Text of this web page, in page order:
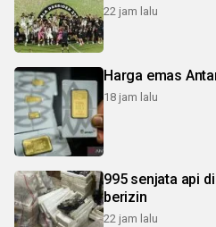
22 jam lalu
Harga emas
18 jam lalu
995 senjata api
berizin
22 jam lalu